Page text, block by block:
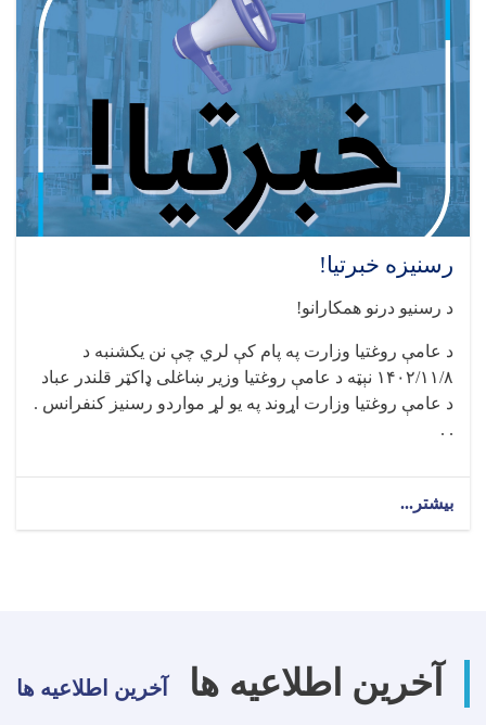
رسنیزه خبرتیا!
د رسنیو درنو همکارانو!
د عامې روغتیا وزارت په پام کې لري چې نن يکشنبه د
۱۴۰۲/۱۱/۸ نېټه د عامې روغتيا وزير ښاغلی ډاکټر قلندر عباد
د عامې روغتيا وزارت اړوند په يو لړ مواردو رسنيز کنفرانس .
. .
بیشتر...
آخرین اطلاعیه ها آخرین اطلاعیه ها